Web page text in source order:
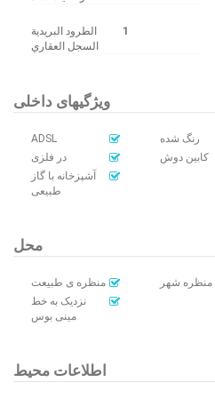
الطرود البريدية
السجل العقاري
1
ویژگیهای داخلی
ADSL
رنگ شده
در فلزی
کابین دوش
آشپزخانه با گاز
طبیعی
محل
منظره ی طبیعت
منظره شهر
نزدیک به خط
مینی بوس
اطلاعات محیط